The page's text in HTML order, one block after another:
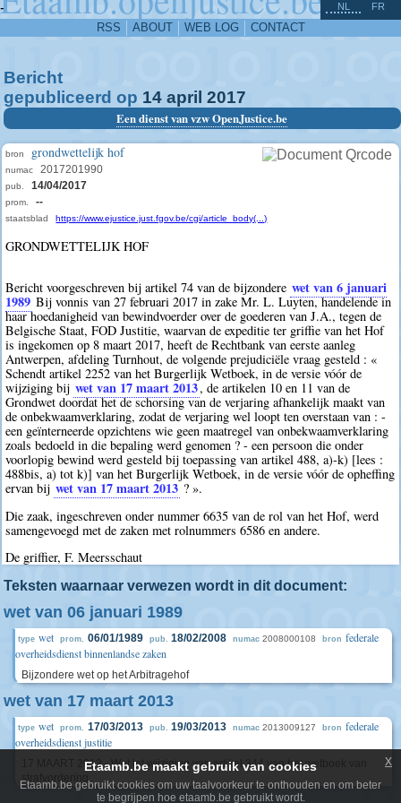
-
RSS ABOUT WEB LOG CONTACT
NL FR
Bericht
gepubliceerd op 14 april 2017
Een dienst van vzw OpenJustice.be
bron grondwettelijk hof
numac 2017201990
pub. 14/04/2017
prom. --
staatsblad https://www.ejustice.just.fgov.be/cgi/article_body(...)
GRONDWETTELIJK HOF
Bericht voorgeschreven bij artikel 74 van de bijzondere wet van 6 januari
1989 Bij vonnis van 27 februari 2017 in zake Mr. L. Luyten, handelende in
haar hoedanigheid van bewindvoerder over de goederen van J.A., tegen de
Belgische Staat, FOD Justitie, waarvan de expeditie ter griffie van het Hof
is ingekomen op 8 maart 2017, heeft de Rechtbank van eerste aanleg
Antwerpen, afdeling Turnhout, de volgende prejudiciële vraag gesteld : «
Schendt artikel 2252 van het Burgerlijk Wetboek, in de versie vóór de
wijziging bij wet van 17 maart 2013, de artikelen 10 en 11 van de
Grondwet doordat het de schorsing van de verjaring afhankelijk maakt van
de onbekwaamverklaring, zodat de verjaring wel loopt ten overstaan van : -
een geïnterneerde opzichtens wie geen maatregel van onbekwaamverklaring
zoals bedoeld in die bepaling werd genomen ? - een persoon die onder
voorlopig bewind werd gesteld bij toepassing van artikel 488, a)-k) [lees :
488bis, a) tot k)] van het Burgerlijk Wetboek, in de versie vóór de opheffing
ervan bij wet van 17 maart 2013 ? ».
Die zaak, ingeschreven onder nummer 6635 van de rol van het Hof, werd
samengevoegd met de zaken met rolnummers 6586 en andere.
De griffier, F. Meersschaut
Teksten waarnaar verwezen wordt in dit document:
wet van 06 januari 1989
type wet prom. 06/01/1989 pub. 18/02/2008 numac 2008000108 bron federale
overheidsdienst binnenlandse zaken
Bijzondere wet op het Arbitragehof
wet van 17 maart 2013
type wet prom. 17/03/2013 pub. 19/03/2013 numac 2013009127 bron federale
overheidsdienst justitie
17 MAART 2013 - Wet tot wijziging van artikel 344 van het wetboek van
^
Etaamb.be maakt gebruik van cookies
Etaamb.be gebruikt cookies om uw taalvoorkeur te onthouden en om beter
te begrijpen hoe etaamb.be gebruikt wordt.
x